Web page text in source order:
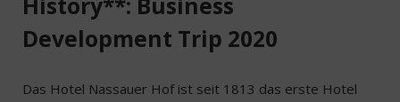
History**: Business
Development Trip 2020
Das Hotel Nassauer Hof ist seit 1813 das erste Hotel